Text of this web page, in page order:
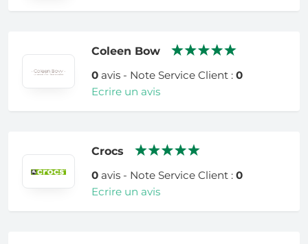
Coleen Bow
0avis - Note Service Client : 0
Ecrire un avis
Crocs
0avis - Note Service Client : 0
Ecrire un avis